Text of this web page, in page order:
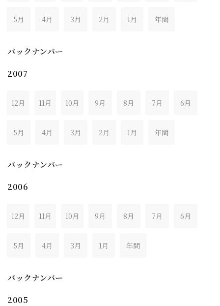
5月 4月 3月 2月 1月 年間
バックナンバー
2007
12月 11月 10月 9月 8月 7月 6月
5月 4月 3月 2月 1月 年間
バックナンバー
2006
12月 11月 10月 9月 8月 7月 6月
5月 4月 3月 1月 年間
バックナンバー
2005